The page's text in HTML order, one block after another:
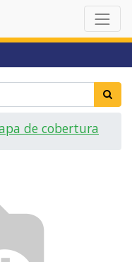
de cobertura